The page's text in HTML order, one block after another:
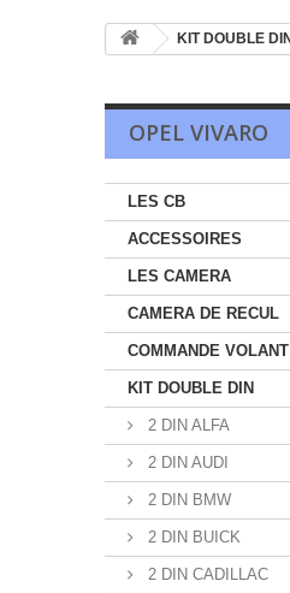
KIT DOUBLE DIN
OPEL VIVARO
LES CB
ACCESSOIRES
LES CAMERA
CAMERA DE RECUL
COMMANDE VOLANT
KIT DOUBLE DIN
2 DIN ALFA
2 DIN AUDI
2 DIN BMW
2 DIN BUICK
2 DIN CADILLAC